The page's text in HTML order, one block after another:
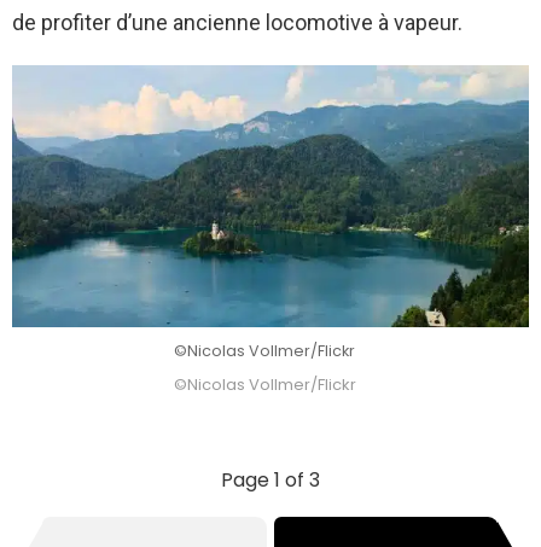
de profiter d’une ancienne locomotive à vapeur.
©Nicolas Vollmer/Flickr
©Nicolas Vollmer/Flickr
Page 1 of 3